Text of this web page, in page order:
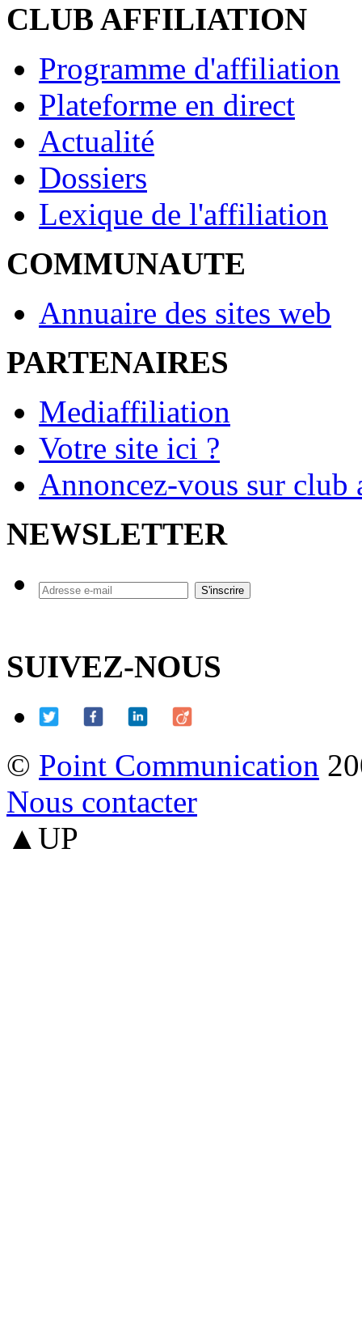
CLUB AFFILIATION
Programme d'affiliation
Plateforme en direct
Actualité
Dossiers
Lexique de l'affiliation
COMMUNAUTE
Annuaire des sites web
PARTENAIRES
Mediaffiliation
Votre site ici ?
Annoncez-vous sur
NEWSLETTER
SUIVEZ-NOUS
© Point Communication
Nous contacter
▲UP